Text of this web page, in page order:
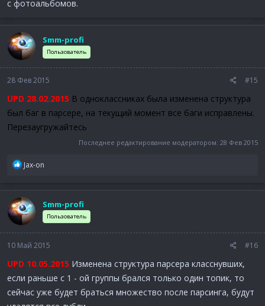
с фотоальбомов.
Smm-profi
Пользователь
28 Фев 2015 #15
UPD 28.02.2015 В одноклассниках была изменена структура
был баг в парсере, на текущий момент все баги исправлены.
Перезаугружайтесь
Последнее редактирование модератором: 28 Фев 2015
Р
к
ц
и
и
Jax-on
Smm-profi
Пользователь
10 Май 2015 #16
UPD 10.05.2015 Изменена структура парсера класснувших,
если раньше с 1 - ой группы брался только один топик, то
сейчас уже будет браться множество после парсинга, будут